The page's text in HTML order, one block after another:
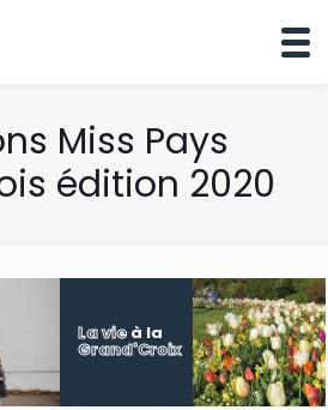
Miss Pays
édition 2020
La vieà la
Grand'Croix